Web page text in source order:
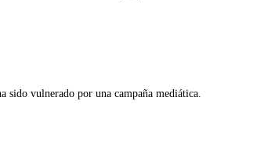
sido vulnerado por una campaña mediática.